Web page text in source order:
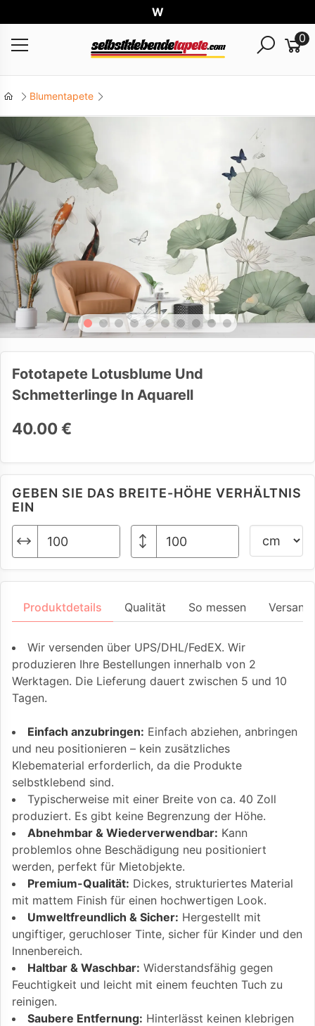
Welt
0
Blumentapete
Fototapete Lotusblume Und
Schmetterlinge In Aquarell
40.00 €
GEBEN SIE DAS BREITE-HÖHE VERHÄLTNIS
EIN
Produktdetails Qualität So messen
Wir versenden über UPS/DHL/FedEX. Wir
produzieren Ihre Bestellungen innerhalb von 2
Werktagen. Die Lieferung dauert zwischen 5 und 10
Tagen.
Einfach anzubringen: Einfach abziehen, anbringen
und neu positionieren – kein zusätzliches
Klebematerial erforderlich, da die Produkte
selbstklebend sind.
Typischerweise mit einer Breite von ca. 40 Zoll
produziert. Es gibt keine Begrenzung der Höhe.
Abnehmbar & Wiederverwendbar: Kann
problemlos ohne Beschädigung neu positioniert
werden, perfekt für Mietobjekte.
Premium-Qualität: Dickes, strukturiertes Material
mit mattem Finish für einen hochwertigen Look.
Umweltfreundlich & Sicher: Hergestellt mit
ungiftiger, geruchloser Tinte, sicher für Kinder und den
Innenbereich.
Haltbar & Waschbar: Widerstandsfähig gegen
Feuchtigkeit und leicht mit einem feuchten Tuch zu
reinigen.
Saubere Entfernung: Hinterlässt keinen klebrigen